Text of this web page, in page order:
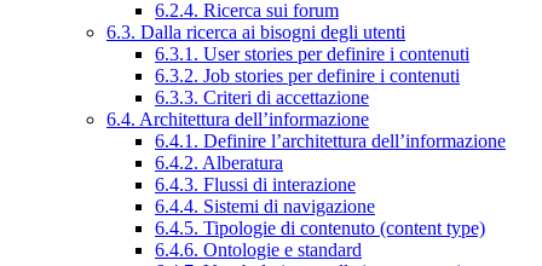
6.2.4. Ricerca sui forum
6.3. Dalla ricerca ai bisogni degli utenti
6.3.1. User stories per definire i contenuti
6.3.2. Job stories per definire i contenuti
6.3.3. Criteri di accettazione
6.4. Architettura dell’informazione
6.4.1. Definire l’architettura dell’informazione
6.4.2. Alberatura
6.4.3. Flussi di interazione
6.4.4. Sistemi di navigazione
6.4.5. Tipologie di contenuto (content type)
6.4.6. Ontologie e standard